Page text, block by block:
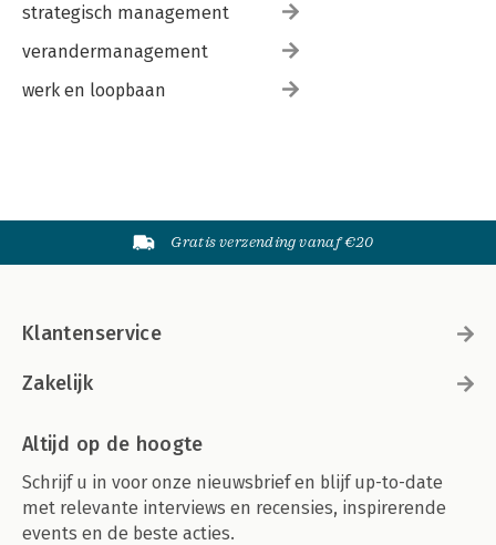
strategisch management
verandermanagement
werk en loopbaan
Gratis verzending vanaf €20
Klantenservice
Zakelijk
Altijd op de hoogte
Schrijf u in voor onze nieuwsbrief en blijf up-to-date
met relevante interviews en recensies, inspirerende
events en de beste acties.